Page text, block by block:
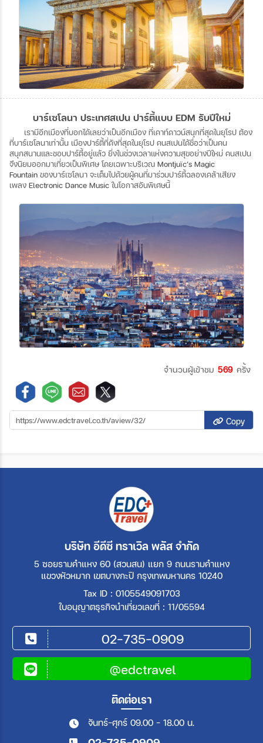
บาร์เซโลนา ประเทศสเปน ปาร์ตี้แบบ EDM รับปีใหม่
เรามีอีกเมืองที่บอกได้เลยว่าเป็นอีกเมือง ที่เคาท์ดาวน์สนุกที่สุดในยุโรป ต้อง
ที่บาร์เซโลนาเท่านั้น เมืองปาร์ตี้ที่ดังที่สุดในยุโรป คนสเปนได้ชื่อว่าเป็นคน
สนุกสนานและชอบปาร์ตี้อยู่แล้ว ยิ่งในช่วงเวลาแห่งความสุขอย่างปีใหม่ คนสเปน
จึงนิยมออกมาเที่ยวเป็นพิเศษ โดยเฉพาะบริเวณ Montjuїc’s Magic
Fountain ของบาร์เซโลนา จะเต็มไปด้วยผู้คนที่มาร่วมปาร์ตี้ฉลองเคล้าเสียง
เพลง Electronic Dance Music ในโอกาสอันพิเศษนี้
จำนวนผู้เข้าชม 569 ครั้ง
Copy
บริษัท อีดีซี ทราเวิล พลัส จำกัด
5 ซอยรามคำแหง 60 (สวนสน) แยก 9 ถนนรามคำแหง
แขวงหัวหมาก เขตบางกะปิ กรุงเทพมหานคร 10240
Tax ID : 0105549091703
ใบอนุญาตธุรกิจนำเที่ยวเลขที่ : 11/05594
02-735-0909
@edctravel
ติดต่อเรา
จันทร์-ศุกร์ 09.00 - 18.00 น.